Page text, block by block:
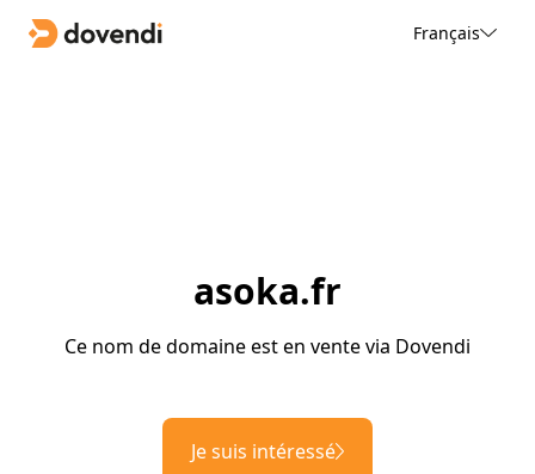
Français
asoka.fr
Ce nom de domaine est en vente via Dovendi
Je suis intéressé